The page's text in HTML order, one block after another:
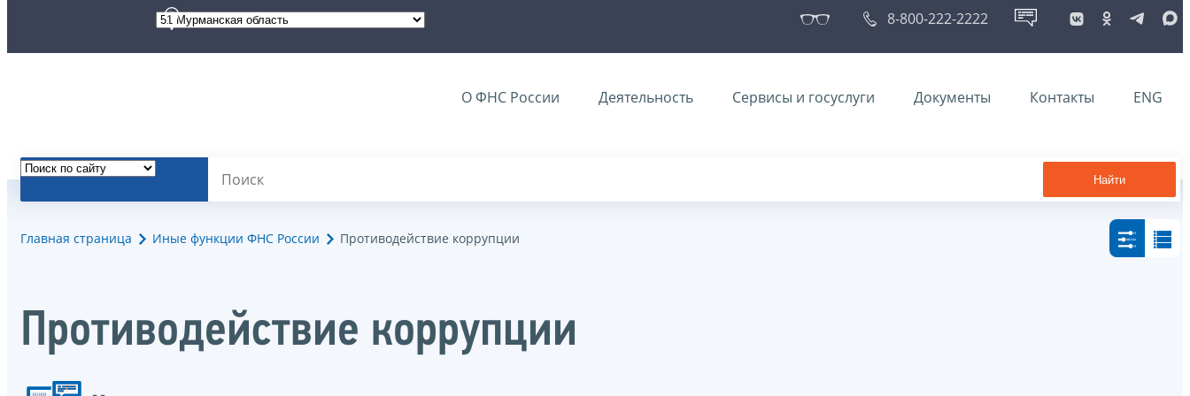
8-800-222-2222
О ФНС России Деятельность Сервисы и госуслуги Документы Контакты ENG
Найти
Главная страница Иные функции ФНС России Противодействие коррупции
Противодействие коррупции